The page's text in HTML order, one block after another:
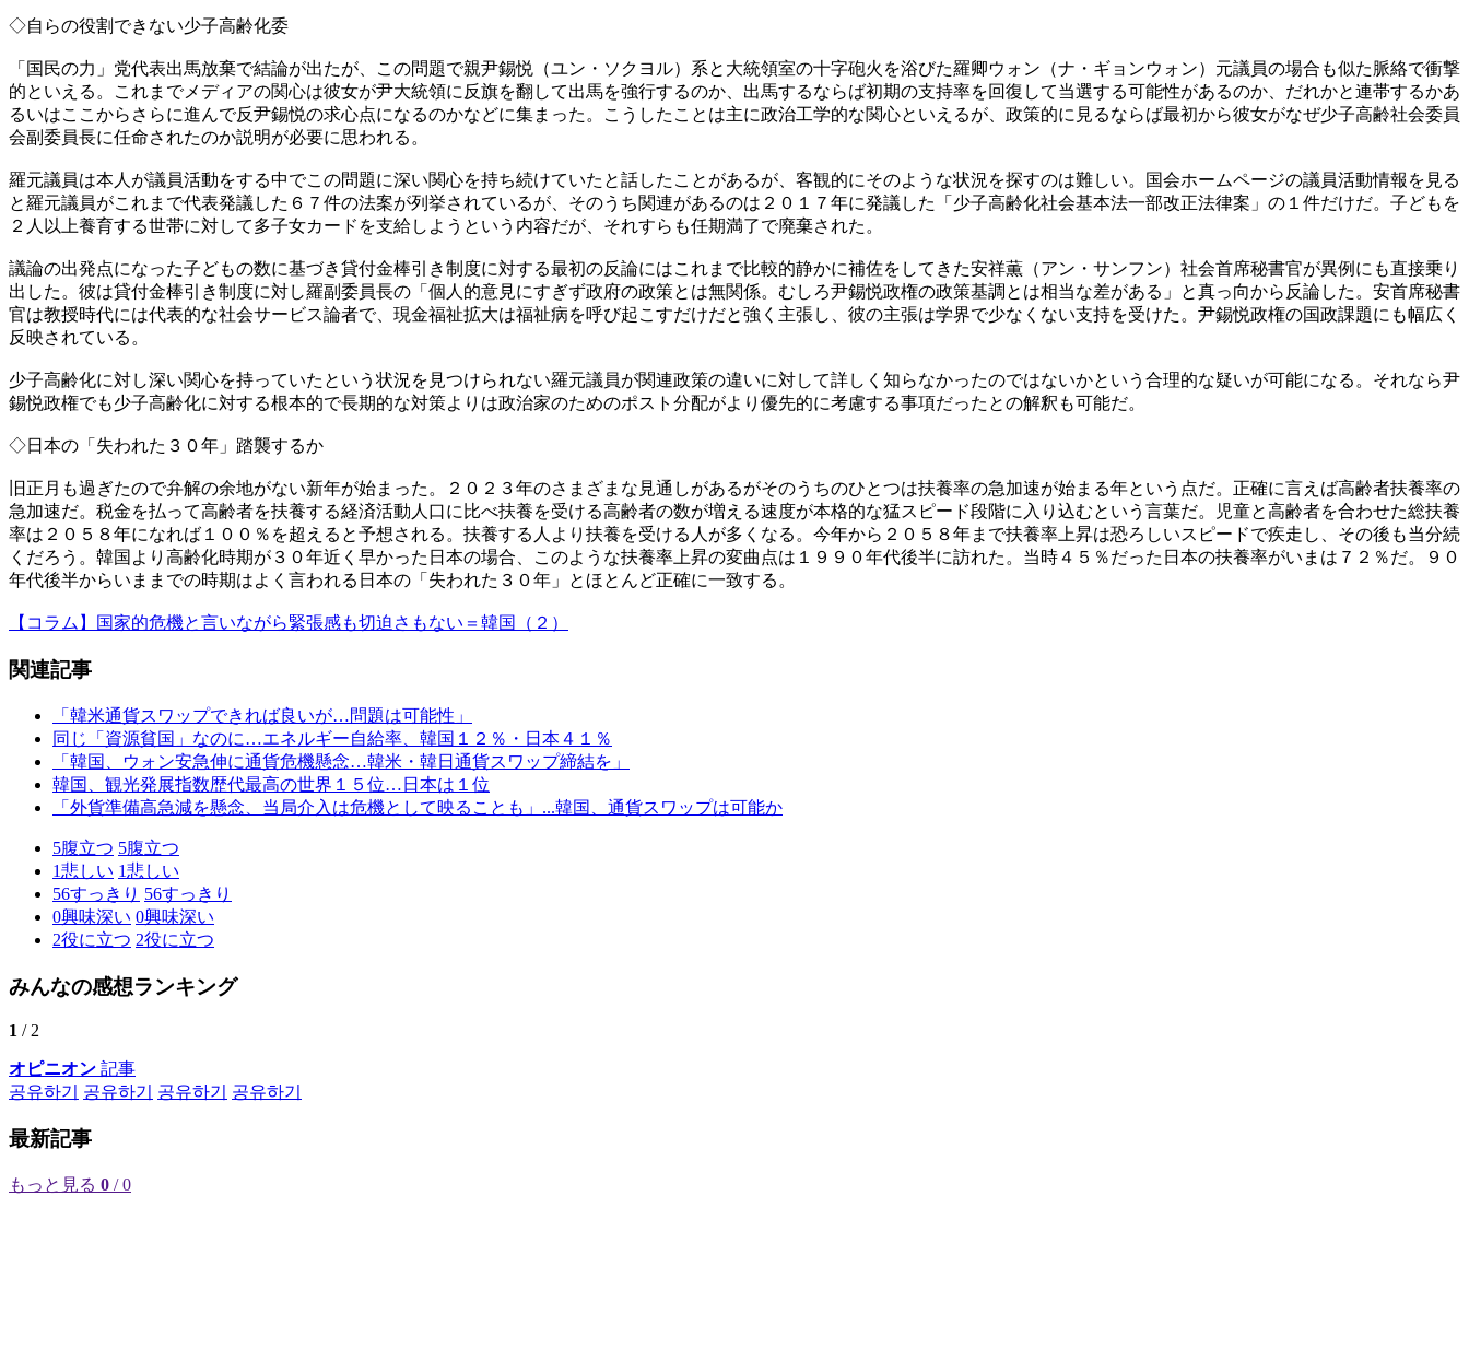
◇自らの役割できない少子高齢化委
「国民の力」党代表出馬放棄で結論が出たが、この問題で親尹錫悦（ユン・ソクヨル）系と大統領室の十字砲火を浴びた羅卿ウォン（ナ・ギョンウォン）元議員の場合も似た脈絡で衝撃
的といえる。これまでメディアの関心は彼女が尹大統領に反旗を翻して出馬を強行するのか、出馬するならば初期の支持率を回復して当選する可能性があるのか、だれかと連帯するかあ
るいはここからさらに進んで反尹錫悦の求心点になるのかなどに集まった。こうしたことは主に政治工学的な関心といえるが、政策的に見るならば最初から彼女がなぜ少子高齢社会委員
会副委員長に任命されたのか説明が必要に思われる。
羅元議員は本人が議員活動をする中でこの問題に深い関心を持ち続けていたと話したことがあるが、客観的にそのような状況を探すのは難しい。国会ホームページの議員活動情報を見る
と羅元議員がこれまで代表発議した６７件の法案が列挙されているが、そのうち関連があるのは２０１７年に発議した「少子高齢化社会基本法一部改正法律案」の１件だけだ。子どもを
２人以上養育する世帯に対して多子女カードを支給しようという内容だが、それすらも任期満了で廃棄された。
議論の出発点になった子どもの数に基づき貸付金棒引き制度に対する最初の反論にはこれまで比較的静かに補佐をしてきた安祥薫（アン・サンフン）社会首席秘書官が異例にも直接乗り
出した。彼は貸付金棒引き制度に対し羅副委員長の「個人的意見にすぎず政府の政策とは無関係。むしろ尹錫悦政権の政策基調とは相当な差がある」と真っ向から反論した。安首席秘書
官は教授時代には代表的な社会サービス論者で、現金福祉拡大は福祉病を呼び起こすだけだと強く主張し、彼の主張は学界で少なくない支持を受けた。尹錫悦政権の国政課題にも幅広く
反映されている。
少子高齢化に対し深い関心を持っていたという状況を見つけられない羅元議員が関連政策の違いに対して詳しく知らなかったのではないかという合理的な疑いが可能になる。それなら尹
錫悦政権でも少子高齢化に対する根本的で長期的な対策よりは政治家のためのポスト分配がより優先的に考慮する事項だったとの解釈も可能だ。
◇日本の「失われた３０年」踏襲するか
旧正月も過ぎたので弁解の余地がない新年が始まった。２０２３年のさまざまな見通しがあるがそのうちのひとつは扶養率の急加速が始まる年という点だ。正確に言えば高齢者扶養率の
急加速だ。税金を払って高齢者を扶養する経済活動人口に比べ扶養を受ける高齢者の数が増える速度が本格的な猛スピード段階に入り込むという言葉だ。児童と高齢者を合わせた総扶養
率は２０５８年になれば１００％を超えると予想される。扶養する人より扶養を受ける人が多くなる。今年から２０５８年まで扶養率上昇は恐ろしいスピードで疾走し、その後も当分続
くだろう。韓国より高齢化時期が３０年近く早かった日本の場合、このような扶養率上昇の変曲点は１９９０年代後半に訪れた。当時４５％だった日本の扶養率がいまは７２％だ。９０
年代後半からいままでの時期はよく言われる日本の「失われた３０年」とほとんど正確に一致する。
【コラム】国家的危機と言いながら緊張感も切迫さもない＝韓国（２）
関連記事
「韓米通貨スワップできれば良いが…問題は可能性」
同じ「資源貧国」なのに…エネルギー自給率、韓国１２％・日本４１％
「韓国、ウォン安急伸に通貨危機懸念…韓米・韓日通貨スワップ締結を」
韓国、観光発展指数歴代最高の世界１５位…日本は１位
「外貨準備高急減を懸念、当局介入は危機として映ることも」...韓国、通貨スワップは可能か
5腹立つ 5腹立つ
1悲しい 1悲しい
56すっきり 56すっきり
0興味深い 0興味深い
2役に立つ 2役に立つ
みんなの感想ランキング
1 / 2
オピニオン 記事
공유하기
공유하기 공유하기 공유하기
最新記事
もっと見る 0 / 0